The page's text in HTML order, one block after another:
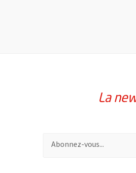
La
Pour vous inscrire à la